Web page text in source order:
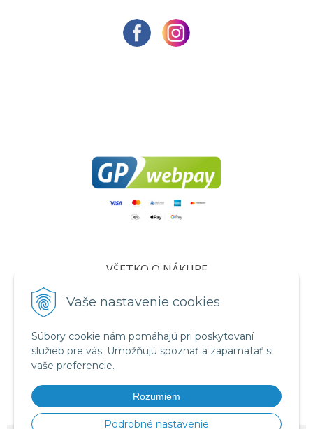
Vaše nastavenie cookies
Súbory cookie nám pomáhajú pri poskytovaní
služieb pre vás. Umožňujú spoznať a zapamätať si
vaše preferencie.
Rozumiem
Podrobné nastavenie
VŠETKO O NÁKUPE
Certifikáty
Ochrana osobných údajov
Informácie o cookies
Formuláre